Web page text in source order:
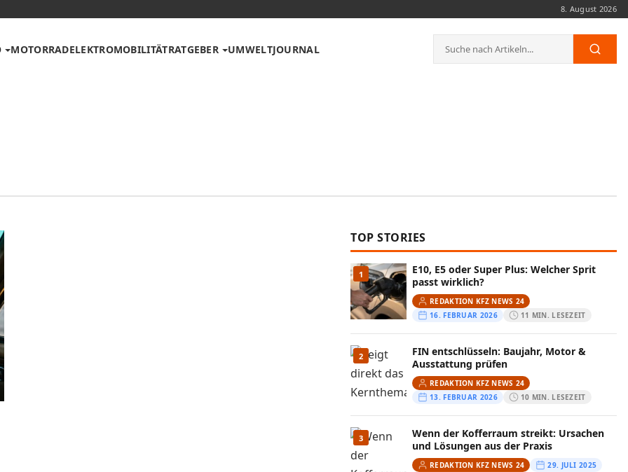
8. August 2026
MOTORRADELEKTROMOBILITÄTRATGEBER UMWELTJOURNAL
Suche
nach:
TOP STORIES
1
E10, E5 oder Super Plus: Welcher Sprit
passt wirklich?
REDAKTION KFZ NEWS 24
16. FEBRUAR 2026
11 MIN. LESEZEIT
2
FIN entschlüsseln: Baujahr, Motor &
Ausstattung prüfen
REDAKTION KFZ NEWS 24
13. FEBRUAR 2026
10 MIN. LESEZEIT
3
Wenn der Kofferraum streikt: Ursachen
und Lösungen aus der Praxis
REDAKTION KFZ NEWS 24
29. JULI 2025